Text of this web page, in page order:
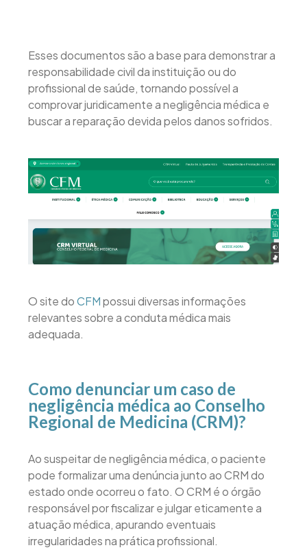
Esses documentos são a base para demonstrar a
responsabilidade civil da instituição ou do
profissional de saúde, tornando possível a
comprovar juridicamente a negligência médica e
buscar a reparação devida pelos danos sofridos.
O site doCFMpossui diversas informações
relevantes sobre a conduta médica mais
adequada.
Como denunciar um caso de
negligência médica ao Conselho
Regional de Medicina (CRM)?
Ao suspeitar de negligência médica, o paciente
pode formalizar uma denúncia junto ao CRM do
estado onde ocorreu o fato. O CRM é o órgão
responsável por fiscalizar e julgar eticamente a
atuação médica, apurando eventuais
irregularidades na prática profissional.